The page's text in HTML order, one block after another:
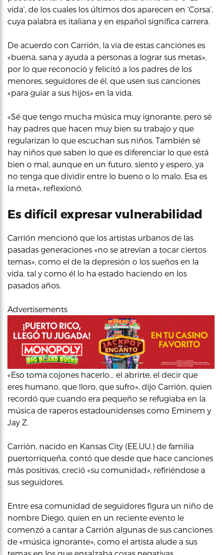
vida’, de los cuales los últimos dos aparecen en ‘Corsa’,
cuya palabra es italiana y en español significa carrera.
De acuerdo con Carrión, la vía de estas canciones es
«buena, sana y ayuda a personas a lograr sus metas»,
por lo que reconoció y felicitó a los padres de los
menores, seguidores de él, que usen sus canciones
«para guiar a sus hijos» en la vida.
«Sé que tengo mucha música muy ignorante, pero sé
hay padres que hacen muy bien su trabajo y que
regularizan lo que escuchan sus niños. También sé
hay niños que saben lo que es diferenciar lo que está
bien o mal, aunque en un futuro, siento y espero, ya
no tenga que dividir entre lo bueno o lo malo. Esa es
la meta», reflexionó.
Es difícil expresar vulnerabilidad
Carrión mencionó que los artistas urbanos de las
pasadas generaciones «no se atrevían a tocar ciertos
temas», como el de la depresión o los sueños en la
vida, tal y como él lo ha estado haciendo en los
pasados años.
Advertisements
«Eso toma cojones hacerlo… el abrirte, el decir que
eres humano, que lloro, que sufro», dijo Carrión, quien
recordó que cuando era pequeño se refugiaba en la
música de raperos estadounidenses como Eminem y
Jay Z.
Carrión, nacido en Kansas City (EE.UU.) de familia
puertorriqueña, contó que desde que hace canciones
más positivas, creció «su comunidad», refiriéndose a
sus seguidores.
Entre esa comunidad de seguidores figura un niño de
nombre Diego, quien en un reciente evento le
comenzó a cantar a Carrión algunas de sus canciones
de «música ignorante», como el artista alude a sus